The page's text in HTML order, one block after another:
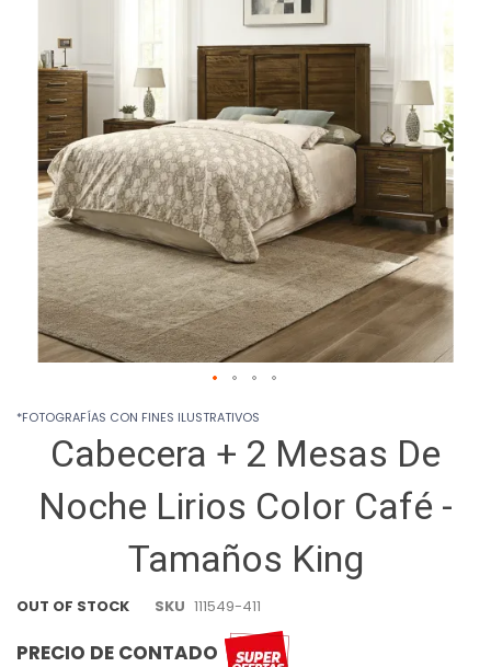
Cabecera + 2 Mesas De
Noche Lirios Color Café -
Tamaños King
OUT OF STOCK SKU 111549-411
PRECIO DE CONTADO
images
gallery
to
beginning
*FOTOGRAFÍAS CON FINES ILUSTRATIVOS